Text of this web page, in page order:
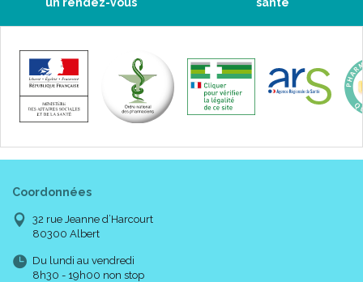
Coordonnées
32 rue Jeanne d’Harcourt
80300 Albert
Du lundi au vendredi
8h30 - 19h00 non stop